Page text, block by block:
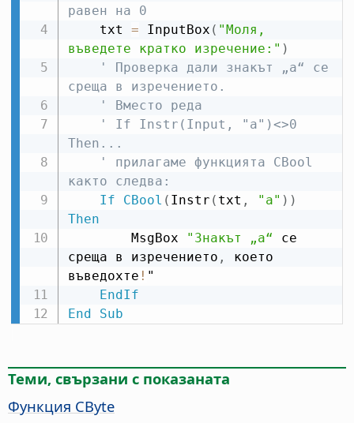
равен на 0
    txt
= InputBox ( "Моля,
въведете кратко изречение:" )
' Проверка дали знакът „a“ се
среща в изречението.
' Вместо реда
' If Instr(Input, "a")<>0
Then...
' прилагаме функцията CBool
както следва:
If
CBool ( Instr ( txt , "a" ) )
Then
        MsgBox
"Знакът „a“ се
среща в изречението ,
което
въведохте ! "
EndIf
End
Sub
Теми, свързани с показаната
Функция CByte